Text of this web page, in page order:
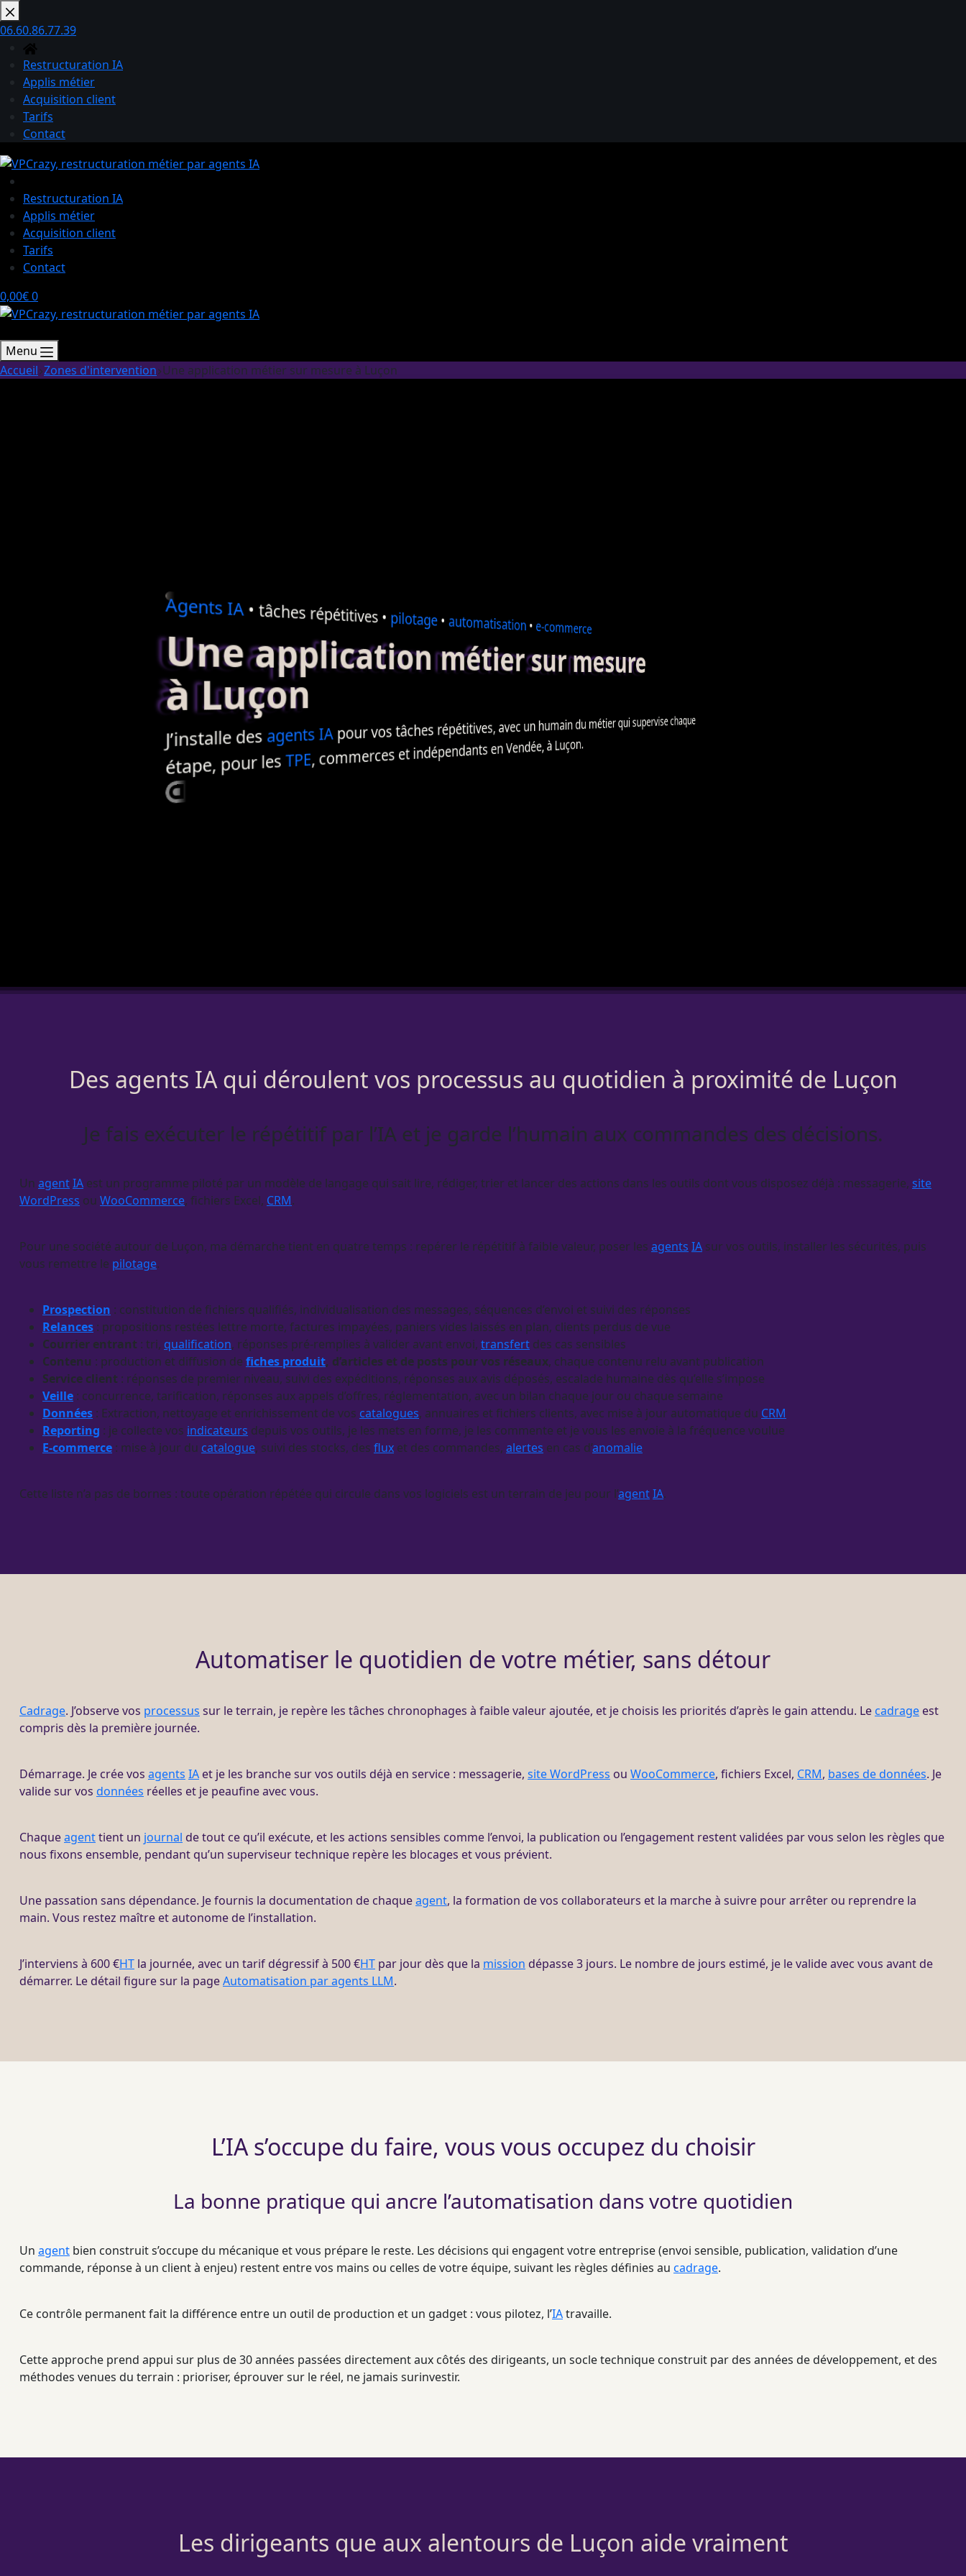
Passer
au
contenu
06.60.86.77.39
Restructuration IA
Applis métier
Acquisition client
Tarifs
Contact
Restructuration IA
Applis métier
Acquisition client
Tarifs
Contact
Panier
d’achat
0,00€0
Menu
Accueil Zones d'intervention Une application métier sur mesure à Luçon
AgentsIA• tâches répétitives • pilotage• automatisation•e-commerce
Une application métier sur mesure
à Luçon
J’installe des agentsIApour vos tâches répétitives, avec un humain du métier qui supervise chaque
étape, pour lesTPE, commerces et indépendants en Vendée, à Luçon.
Des agents IA qui déroulent vos processus au quotidien à proximité de Luçon
Je fais exécuter le répétitif par l’IA et je garde l’humain aux commandes des décisions.
Un agentIA est un programme piloté par un modèle de langage qui sait lire, rédiger, trier et lancer des actions dans les outils dont vous disposez déjà : messagerie, site
WordPress ou WooCommerce, fichiers Excel, CRM.
Pour une société autour de Luçon, ma démarche tient en quatre temps : repérer le répétitif à faible valeur, poser les agents IA sur vos outils, installer les sécurités, puis
vous remettre le pilotage.
Prospection : constitution de fichiers qualifiés, individualisation des messages, séquences d’envoi et suivi des réponses
Relances : propositions restées lettre morte, factures impayées, paniers vides laissés en plan, clients perdus de vue
Courrier entrant : tri, qualification, réponses pré-remplies à valider avant envoi, transfert des cas sensibles
Contenu : production et diffusion de fiches produit, d’articles et de posts pour vos réseaux, chaque contenu relu avant publication
Service client : réponses de premier niveau, suivi des expéditions, réponses aux avis déposés, escalade humaine dès qu’elle s’impose
Veille : concurrence, tarification, réponses aux appels d’offres, réglementation, avec un bilan chaque jour ou chaque semaine
Données : Extraction, nettoyage et enrichissement de vos catalogues, annuaires et fichiers clients, avec mise à jour automatique du CRM
Reporting : je collecte vos indicateurs depuis vos outils, je les mets en forme, je les commente et je vous les envoie à la fréquence voulue
E-commerce : mise à jour du catalogue, suivi des stocks, des flux et des commandes, alertes en cas d’anomalie
Cette liste n’a pas de bornes : toute opération répétée qui circule dans vos logiciels est un terrain de jeu pour l’agentIA.
Automatiser le quotidien de votre métier, sans détour
Cadrage. J’observe vos processus sur le terrain, je repère les tâches chronophages à faible valeur ajoutée, et je choisis les priorités d’après le gain attendu. Le cadrage est
compris dès la première journée.
Démarrage. Je crée vos agents IA et je les branche sur vos outils déjà en service : messagerie, site WordPress ou WooCommerce, fichiers Excel, CRM, bases de données. Je
valide sur vos données réelles et je peaufine avec vous.
Chaqueagenttient un journal de tout ce qu’il exécute, et les actions sensibles comme l’envoi, la publication ou l’engagement restent validées par vous selon les règles que
nous fixons ensemble, pendant qu’un superviseur technique repère les blocages et vous prévient.
Une passation sans dépendance. Je fournis la documentation de chaqueagent, la formation de vos collaborateurs et la marche à suivre pour arrêter ou reprendre la
main. Vous restez maître et autonome de l’installation.
J’interviens à 600 €HT la journée, avec un tarif dégressif à 500 €HT par jour dès que la mission dépasse 3 jours. Le nombre de jours estimé, je le valide avec vous avant de
démarrer. Le détail figure sur la pageAutomatisation par agents LLM.
L’IA s’occupe du faire, vous vous occupez du choisir
La bonne pratique qui ancre l’automatisation dans votre quotidien
Un agent bien construit s’occupe du mécanique et vous prépare le reste. Les décisions qui engagent votre entreprise (envoi sensible, publication, validation d’une
commande, réponse à un client à enjeu) restent entre vos mains ou celles de votre équipe, suivant les règles définies au cadrage.
Ce contrôle permanent fait la différence entre un outil de production et un gadget : vous pilotez, l’IAtravaille.
Cette approche prend appui sur plus de 30 années passées directement aux côtés des dirigeants, un socle technique construit par des années de développement, et des
méthodes venues du terrain : prioriser, éprouver sur le réel, ne jamais surinvestir.
Les dirigeants que aux alentours de Luçon aide vraiment